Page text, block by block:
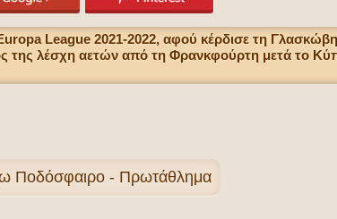
League 2021-2022, αφού κέρδισε τη Γλασκώβη
της λέσχη αετών από τη Φρανκφούρτη μετά το
Ποδόσφαιρο - Πρωτάθλημα